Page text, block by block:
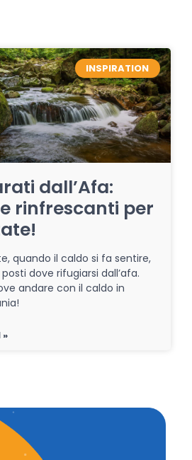
INSPIRATION
dall’Afa:
rinfrescanti per
quando il caldo si fa sentire,
dove rifugiarsi dall’afa.
andare con il caldo in
»